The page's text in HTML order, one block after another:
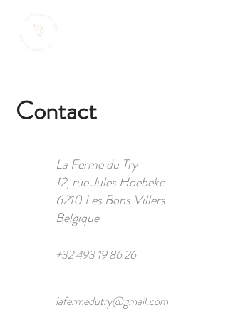
Contact
La Ferme du Try
12, rue Jules Hoebeke
6210 Les Bons Villers
Belgique
+32 493 19 86 26
lafermedutry@gmail.com